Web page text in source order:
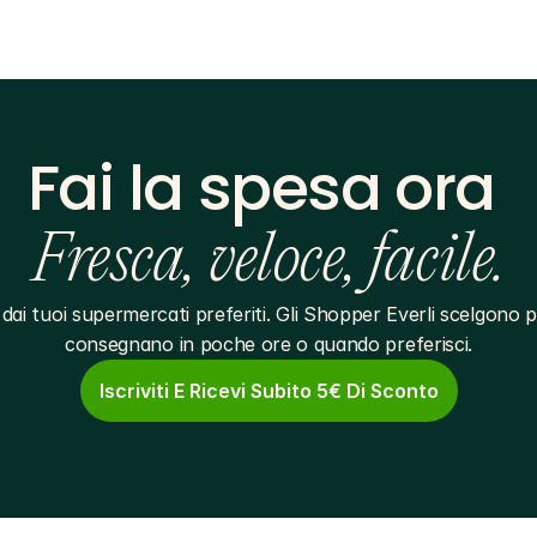
Fai la spesa ora
Fresca, veloce, facile.
tuoi supermercati preferiti. Gli Shopper Everli scelgono
consegnano in poche ore o quando preferisci.
Iscriviti E Ricevi Subito 5€ Di Sconto